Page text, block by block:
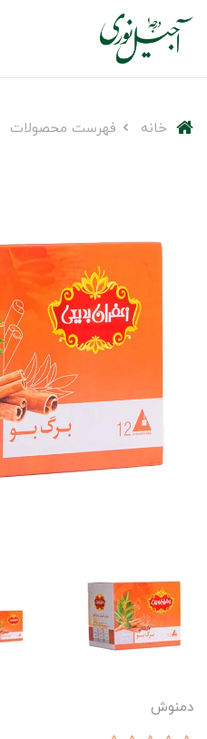
خانه فهرست محصولات
دمنوش